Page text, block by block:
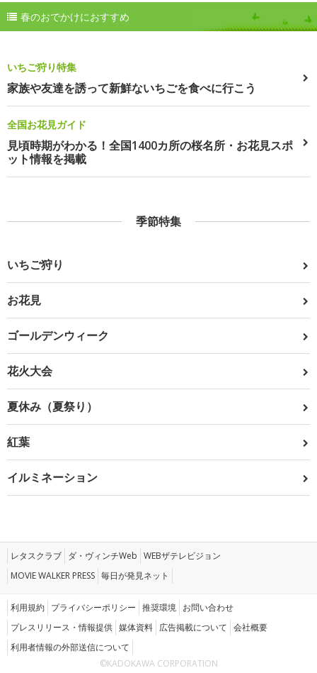
春のおでかけにおすすめ
いちご狩り特集
家族や友達を誘って新鮮ないちごを食べに行こう
全国お花見ガイド
見頃時期がわかる！全国1400カ所の桜名所・お花見スポ
ット情報を掲載
季節特集
いちご狩り
お花見
ゴールデンウィーク
花火大会
夏休み（夏祭り）
紅葉
イルミネーション
レタスクラブ ダ・ヴィンチWeb WEBザテレビジョン
MOVIE WALKER PRESS 毎日が発見ネット
利用規約 プライバシーポリシー 推奨環境 お問い合わせ
プレスリリース・情報提供 媒体資料 広告掲載について 会社概要
利用者情報の外部送信について
©KADOKAWA CORPORATION